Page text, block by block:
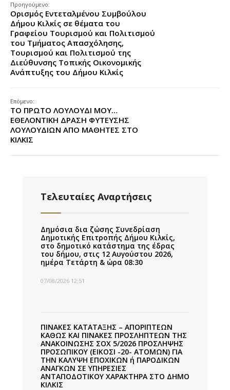
Προηγούμενο:
Ορισμός Εντεταλμένου Συμβούλου
Δήμου Κιλκίς σε θέματα του
Γραφείου Τουρισμού και Πολιτισμού
του Τμήματος Απασχόλησης,
Τουρισμού και Πολιτισμού της
Διεύθυνσης Τοπικής Οικονομικής
Ανάπτυξης του Δήμου Κιλκίς
Επόμενο:
ΤΟ ΠΡΩΤΟ ΛΟΥΛΟΥΔΙ ΜΟΥ…
ΕΘΕΛΟΝΤΙΚΗ ΔΡΑΣΗ ΦΥΤΕΥΣΗΣ
ΛΟΥΛΟΥΔΙΩΝ ΑΠΟ ΜΑΘΗΤΕΣ ΣΤΟ
ΚΙΛΚΙΣ
Τελευταίες Αναρτήσεις
Δημόσια δια ζώσης Συνεδρίαση
Δημοτικής Επιτροπής Δήμου Κιλκίς,
στο δημοτικό κατάστημα της έδρας
του δήμου, στις 12 Αυγούστου 2026,
ημέρα Τετάρτη & ώρα 08:30
07/08/2026 12:51
ΠΙΝΑΚΕΣ ΚΑΤΑΤΑΞΗΣ – ΑΠΟΡΙΠΤΕΩΝ
ΚΑΘΩΣ ΚΑΙ ΠΙΝΑΚΕΣ ΠΡΟΣΛΗΠΤΕΩΝ ΤΗΣ
ΑΝΑΚΟΙΝΩΣΗΣ ΣΟΧ 5/2026 ΠΡΟΣΛΗΨΗΣ
ΠΡΟΣΩΠΙΚΟΥ (ΕΙΚΟΣΙ -20- ΑΤΟΜΩΝ) ΓΙΑ
ΤΗΝ ΚΑΛΥΨΗ ΕΠΟΧΙΚΩΝ ή ΠΑΡΟΔΙΚΩΝ
ΑΝΑΓΚΩΝ ΣΕ ΥΠΗΡΕΣΙΕΣ
ΑΝΤΑΠΟΔΟΤΙΚΟΥ ΧΑΡΑΚΤΗΡΑ ΣΤΟ ΔΗΜΟ
ΚΙΛΚΙΣ